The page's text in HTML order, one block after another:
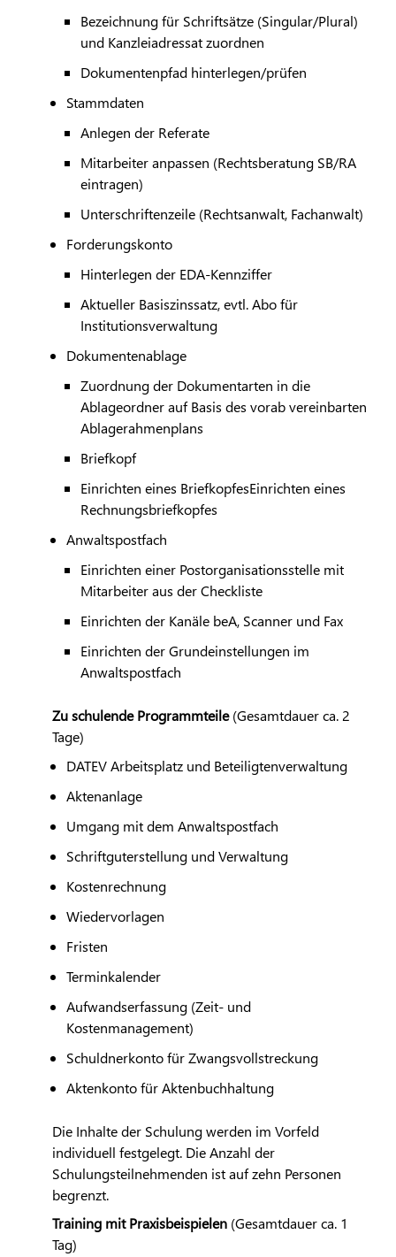
Bezeichnung für Schriftsätze (Singular/Plural)
und Kanzleiadressat zuordnen
Dokumentenpfad hinterlegen/prüfen
Stammdaten
Anlegen der Referate
Mitarbeiter anpassen (Rechtsberatung SB/RA
eintragen)
Unterschriftenzeile (Rechtsanwalt, Fachanwalt)
Forderungskonto
Hinterlegen der EDA-Kennziffer
Aktueller Basiszinssatz, evtl. Abo für
Institutionsverwaltung
Dokumentenablage
Zuordnung der Dokumentarten in die
Ablageordner auf Basis des vorab vereinbarten
Ablagerahmenplans
Briefkopf
Einrichten eines BriefkopfesEinrichten eines
Rechnungsbriefkopfes
Anwaltspostfach
Einrichten einer Postorganisationsstelle mit
Mitarbeiter aus der Checkliste
Einrichten der Kanäle beA, Scanner und Fax
Einrichten der Grundeinstellungen im
Anwaltspostfach
Zu schulende Programmteile(Gesamtdauer ca. 2
Tage)
DATEVArbeitsplatz und Beteiligtenverwaltung
Aktenanlage
Umgang mit dem Anwaltspostfach
Schriftguterstellung und Verwaltung
Kostenrechnung
Wiedervorlagen
Fristen
Terminkalender
Aufwandserfassung (Zeit- und
Kostenmanagement)
Schuldnerkonto für Zwangsvollstreckung
Aktenkonto für Aktenbuchhaltung
Die Inhalte der Schulung werden im Vorfeld
individuell festgelegt. Die Anzahl der
Schulungsteilnehmenden ist auf zehn Personen
begrenzt.
Training mit Praxisbeispielen(Gesamtdauer ca. 1
Tag)